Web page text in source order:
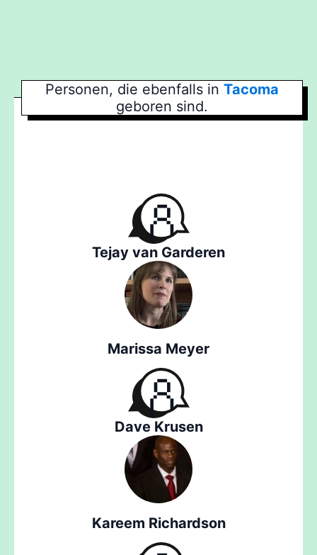
Personen, die ebenfalls in Tacoma
geboren sind.
Tejay van Garderen
Marissa Meyer
Dave Krusen
Kareem Richardson